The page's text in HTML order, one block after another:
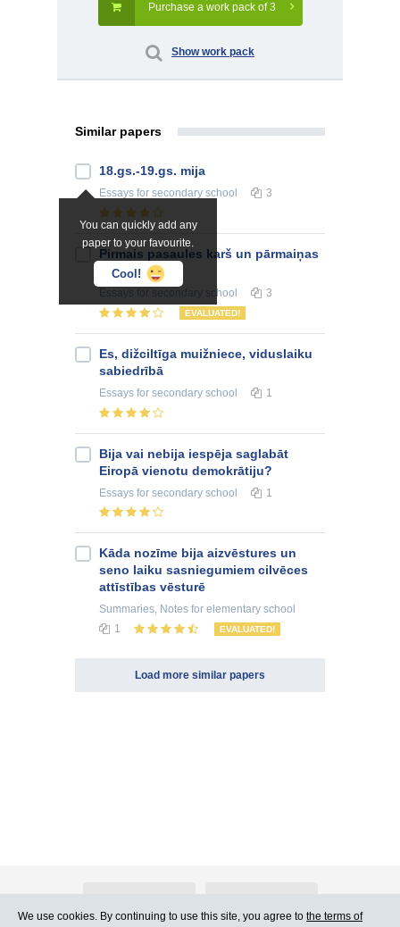
Purchase a work pack of 3
Show work pack
Similar papers
You can quickly add any
paper to your favourite.
Cool!
18.gs.-19.gs. mija
Essays for secondary school 3
Pirmais pasaules karš un pārmaiņas
pēc tā
for secondary school 3
EVALUATED!
Es, dižciltīga muižniece, viduslaiku
sabiedrībā
Essays for secondary school 1
Bija vai nebija iespēja saglabāt
Eiropā vienotu demokrātiju?
Essays for secondary school 1
Kāda nozīme bija aizvēstures un
seno laiku sasniegumiem cilvēces
attīstības vēsturē
Summaries, Notes for elementary school
1
EVALUATED!
Load more similar papers
We use cookies. By continuing to use this site, you agree to the terms of